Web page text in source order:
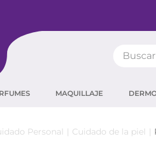
MAQUILLAJE
Personal Cuidado de la piel